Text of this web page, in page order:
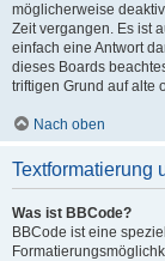
möglicherweise
Zeit vergangen. Es ist
einfach eine Antwort
dieses Boards
triftigen Grund auf alte
Nach oben
Textformatierung
Was ist BBCode?
BBCode ist eine